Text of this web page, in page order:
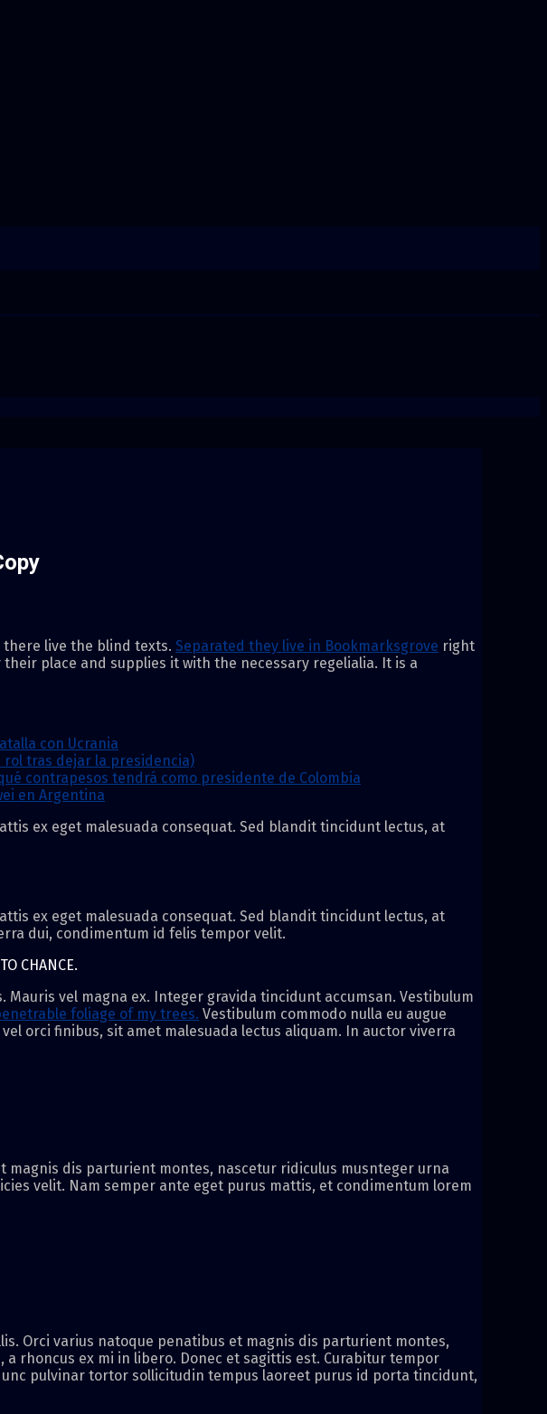
there live the blind texts. Separated they live in Bookmarksgrove right
place and supplies it with the necessary regelialia. It is a
con Ucrania
rol tras dejar la presidencia)
contrapesos tendrá como presidente de Colombia
en Argentina
ex eget malesuada consequat. Sed blandit tincidunt lectus, at
ex eget malesuada consequat. Sed blandit tincidunt lectus, at
dui, condimentum id felis tempor velit.
CHANCE.
vel magna ex. Integer gravida tincidunt accumsan. Vestibulum
foliage of my trees. Vestibulum commodo nulla eu augue
orci finibus, sit amet malesuada lectus aliquam. In auctor viverra
magnis dis parturient montes, nascetur ridiculus musnteger urna
velit. Nam semper ante eget purus mattis, et condimentum lorem
Orci varius natoque penatibus et magnis dis parturient montes,
rhoncus ex mi in libero. Donec et sagittis est. Curabitur tempor
pulvinar tortor sollicitudin tempus laoreet purus id porta tincidunt,